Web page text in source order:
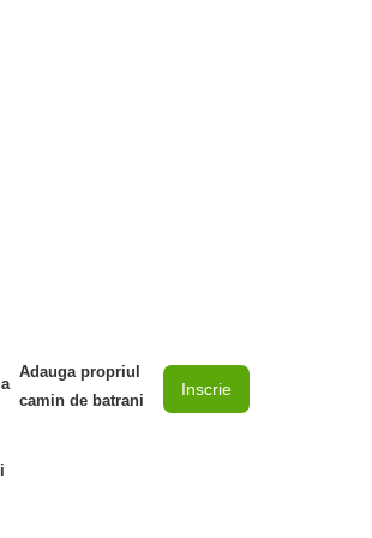
Adauga propriul
camin de batrani
Inscrie